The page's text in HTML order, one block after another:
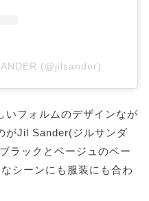
(@jilsander)
いフォルムのデザインなが
がJil Sander(ジルサンダ
ラックとベージュのベー
シーンにも服装にも合わ